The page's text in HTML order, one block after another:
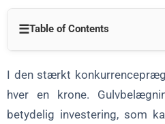
☰Table of Contents
Prisen på gulvbelægning til
I den stærkt
hver en krone.
betydelig investering, som